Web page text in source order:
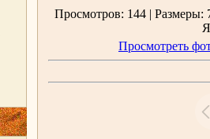
Просмотров: 144 | Размеры:
Просмотреть